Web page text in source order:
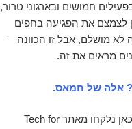
חמושים ובארגוני טרור,
לצמצם את הפגיעה בחפים
לא מושלם, אבל זו הכוונה —
מראים את זה.
אלה של חמאס.
הנתונים כאן נלקחו מאתר Tech for